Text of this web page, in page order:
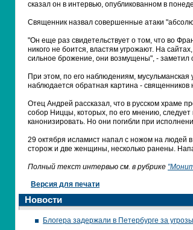
сказал он в интервью, опубликованном в
Священник назвал совершенные атаки
"Он еще раз свидетельствует о том, что во
никого не боится, властям угрожают. На
сильное брожение, они возмущены", - заметил
При этом, по его наблюдениям, мусульманская
наблюдается обратная картина - священников
Отец Андрей рассказал, что в русском храме
собор Ниццы, которых, по его мнению, следует
канонизировать. Но они погибли при
29 октября исламист напал с ножом на людей
сторож и две женщины, несколько ранены.
Полный текст интервью см. в рубрике
Версия для печати
Новости
Блогера задержали в Петербурге за